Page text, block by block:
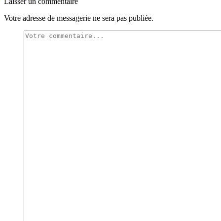
Votre adresse de messagerie ne sera pas publiée.